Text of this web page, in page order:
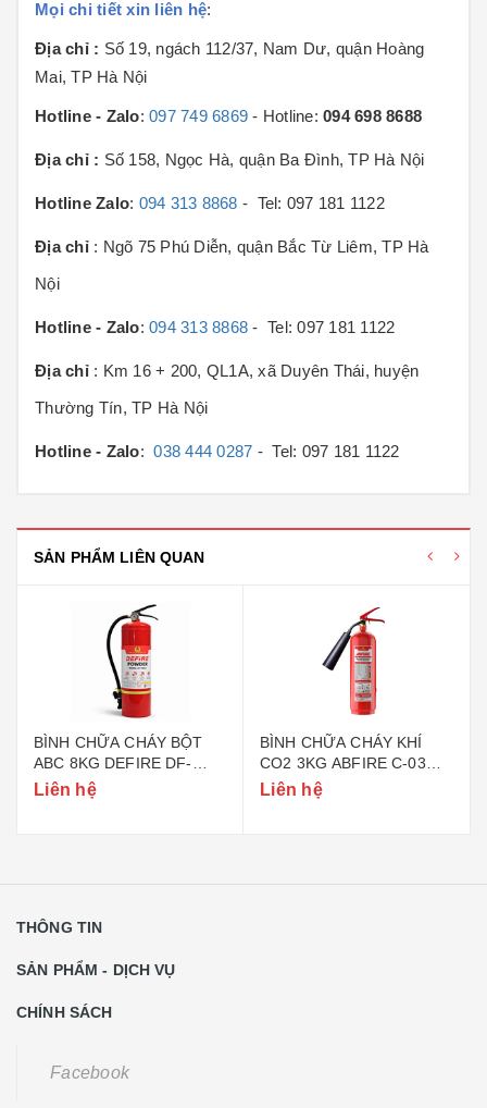
Mọi chi tiết xin liên hệ:
Địa chỉ : Số 19, ngách 112/37, Nam Dư, quận Hoàng
Mai, TP Hà Nội
Hotline - Zalo: 097 749 6869- Hotline: 094 698 8688
Địa chỉ : Số 158, Ngọc Hà, quận Ba Đình, TP Hà Nội
Hotline Zalo: 094 313 8868 - Tel: 097 181 1122
Địa chỉ : Ngõ 75 Phú Diễn, quận Bắc Từ Liêm, TP Hà
Nội
Hotline - Zalo: 094 313 8868- Tel: 097 181 1122
Địa chỉ : Km 16 + 200, QL1A, xã Duyên Thái, huyện
Thường Tín, TP Hà Nội
Hotline - Zalo:038 444 0287 - Tel: 097 181 1122
SẢN PHẨM LIÊN QUAN
BÌNH CHỮA CHÁY BỘT
ABC 8KG DEFIRE DF-
ABC8 (BỘ CÔNG AN)
Liên hệ
BÌNH CHỮA CHÁY KHÍ
CO2 3KG ABFIRE C-03
(TEM BỘ CÔNG AN)
Liên hệ
THÔNG TIN
SẢN PHẨM - DỊCH VỤ
CHÍNH SÁCH
Facebook